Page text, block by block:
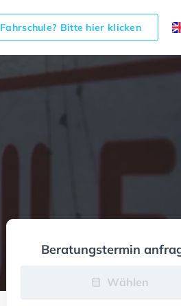
Fahrschule? Bitte hier klicken
Beratungstermin
Wählen